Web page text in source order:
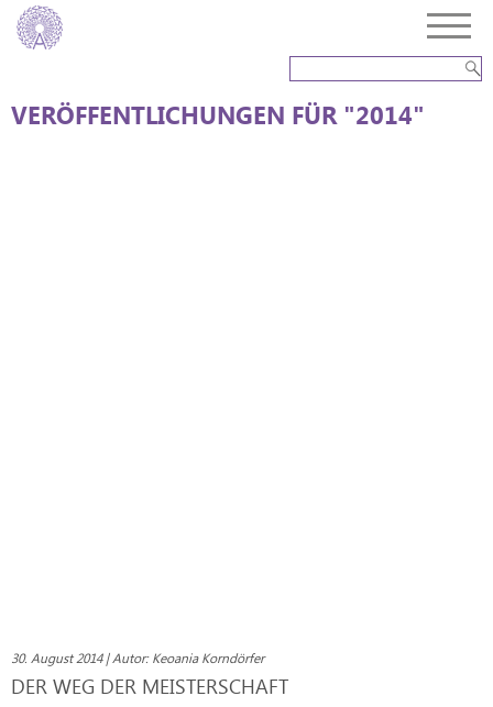
VERÖFFENTLICHUNGEN FÜR "2014"
30. August 2014 | Autor: Keoania Korndörfer
DER WEG DER MEISTERSCHAFT